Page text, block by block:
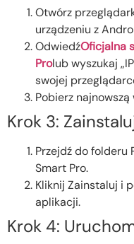
Otwórz
urządzeniu z
OdwiedźOficjalna
Prolub wyszukaj
swojej
Pobierz
Krok 3:
Przejdź do folderu
Smart Pro.
Kliknij Zainstaluj i
aplikacji.
Krok 4: